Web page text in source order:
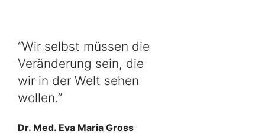
“Wir selbst müssen die
Veränderung sein, die
wir in der Welt sehen
wollen.”
Dr. Med. Eva Maria Gross